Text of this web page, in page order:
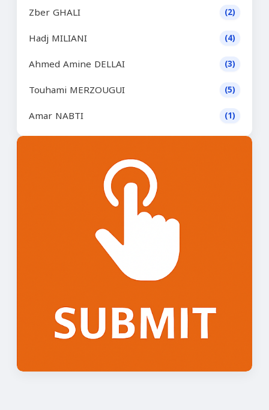
Zber GHALI (2)
Hadj MILIANI (4)
Ahmed Amine DELLAI (3)
Touhami MERZOUGUI (5)
Amar NABTI (1)